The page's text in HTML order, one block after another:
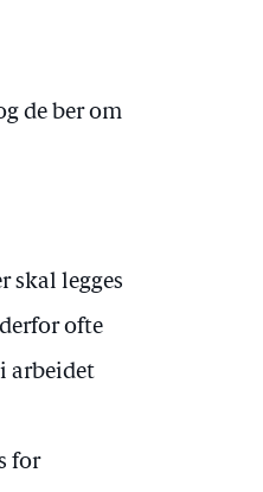
de ber om
skal legges
ofte
arbeidet
for